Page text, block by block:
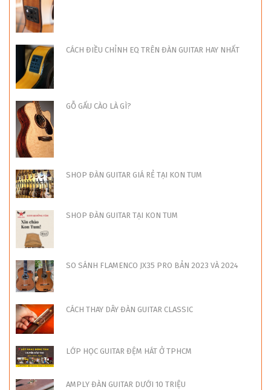
CÁCH ĐIỀU CHỈNH EQ TRÊN ĐÀN GUITAR HAY NHẤT
GỖ GẤU CÀO LÀ GÌ?
SHOP ĐÀN GUITAR GIÁ RẺ TẠI KON TUM
SHOP ĐÀN GUITAR TẠI KON TUM
SO SÁNH FLAMENCO JX35 PRO BẢN 2023 VÀ 2024
CÁCH THAY DÂY ĐÀN GUITAR CLASSIC
LỚP HỌC GUITAR ĐỆM HÁT Ở TPHCM
AMPLY ĐÀN GUITAR DƯỚI 10 TRIỆU